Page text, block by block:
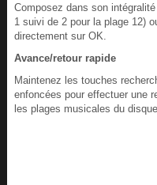
Composez dans son
1 suivi de 2 pour la plage 12)
directement sur OK.
Avance/retour rapide
Maintenez les touches
enfoncées pour effectuer une
les plages musicales du disque.